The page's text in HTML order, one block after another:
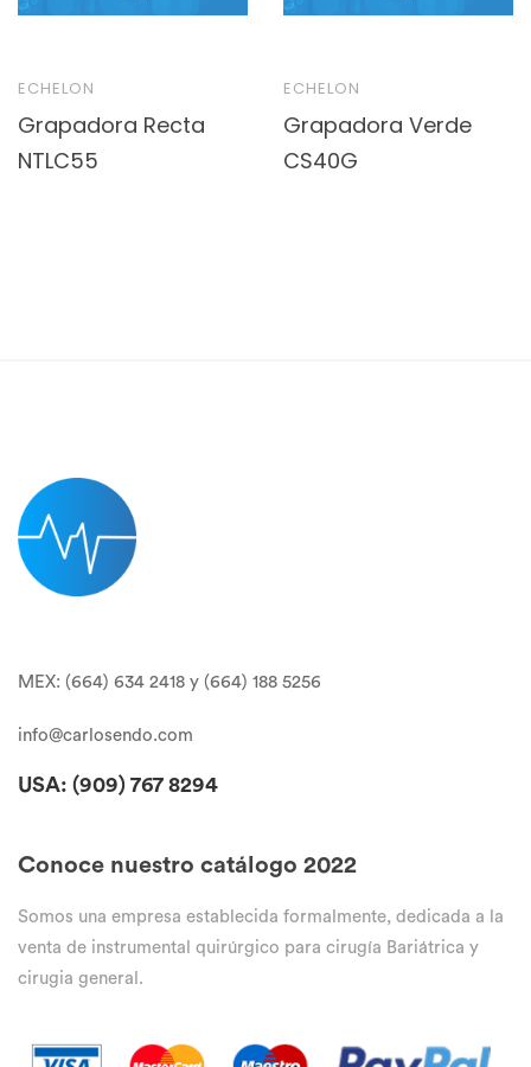
ECHELON
Grapadora Recta
NTLC55
ECHELON
Grapadora Verde
CS40G
MEX: (664) 634 2418 y (664) 188 5256
info@carlosendo.com
USA: (909) 767 8294
Conoce nuestro catálogo 2022
Somos una empresa establecida formalmente, dedicada a la
venta de instrumental quirúrgico para cirugía Bariátrica y
cirugia general.